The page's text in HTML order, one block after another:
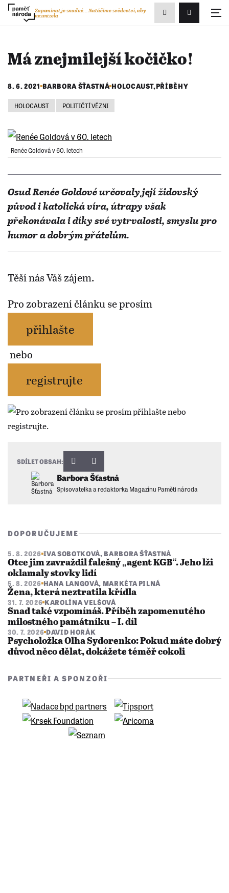
Přihlášení/
Zapomínat je snadné...Natáčíme svědectví, aby
nezmizela
Zobrazit
vyhledávání
Má znejmilejší kočičko!
8. 6. 2021 BARBORA ŠŤASTNÁ HOLOCAUST,PŘÍBĚHY
HOLOCAUST POLITIČTÍ VĚZNI
Renée Goldová v 60. letech
Osud Renée Goldové určovaly její židovský
původ i katolická víra, útrapy však
překonávala i díky své vytrvalosti, smyslu pro
humor a dobrým přátelům.
Těší nás Váš zájem.
Pro zobrazení článku se prosím
přihlašte
nebo
registrujte
Barbora Šťastná
Spisovatelka a redaktorka Magazínu Paměti národa
SDÍLET OBSAH:
DOPORUČUJEME
5. 8. 2026 IVA SOBOTKOVÁ, BARBORA ŠŤASTNÁ
Otce jim zavraždil falešný „agent KGB“. Jeho lži
oklamaly stovky lidí
5. 8. 2026 HANA LANGOVÁ, MARKÉTA PILNÁ
Žena, která neztratila křídla
31. 7. 2026 KAROLÍNA VELŠOVÁ
Snad také vzpomínáš. Příběh zapomenutého
milostného památníku – I. díl
30. 7. 2026 DAVID HORÁK
Psycholožka Olha Sydorenko: Pokud máte dobrý
důvod něco dělat, dokážete téměř cokoli
PARTNEŘI A SPONZOŘI